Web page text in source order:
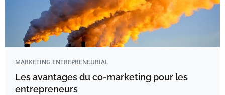
MARKETING ENTREPRENEURIAL
Les avantages du co-marketing pour les
entrepreneurs